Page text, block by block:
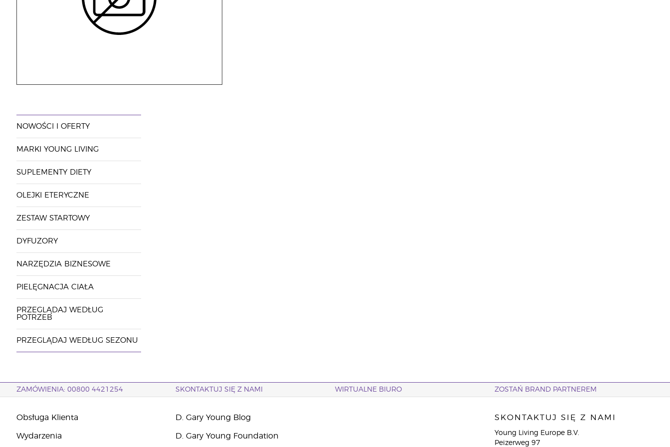
NOWOŚCI I OFERTY
MARKI YOUNG LIVING
SUPLEMENTY DIETY
OLEJKI ETERYCZNE
ZESTAW STARTOWY
DYFUZORY
NARZĘDZIA BIZNESOWE
PIELĘGNACJA CIAŁA
PRZEGLĄDAJ WEDŁUG
POTRZEB
PRZEGLĄDAJ WEDŁUG SEZONU
ZAMÓWIENIA: 00800 4421254 SKONTAKTUJ SIĘ Z NAMI WIRTUALNE BIURO ZOSTAŃ BRAND PARTNEREM
Obsługa Klienta
Wydarzenia
D. Gary Young Blog
D. Gary Young Foundation
SKONTAKTUJ SIĘ Z NAMI
Young Living Europe B.V.
Peizerweg 97